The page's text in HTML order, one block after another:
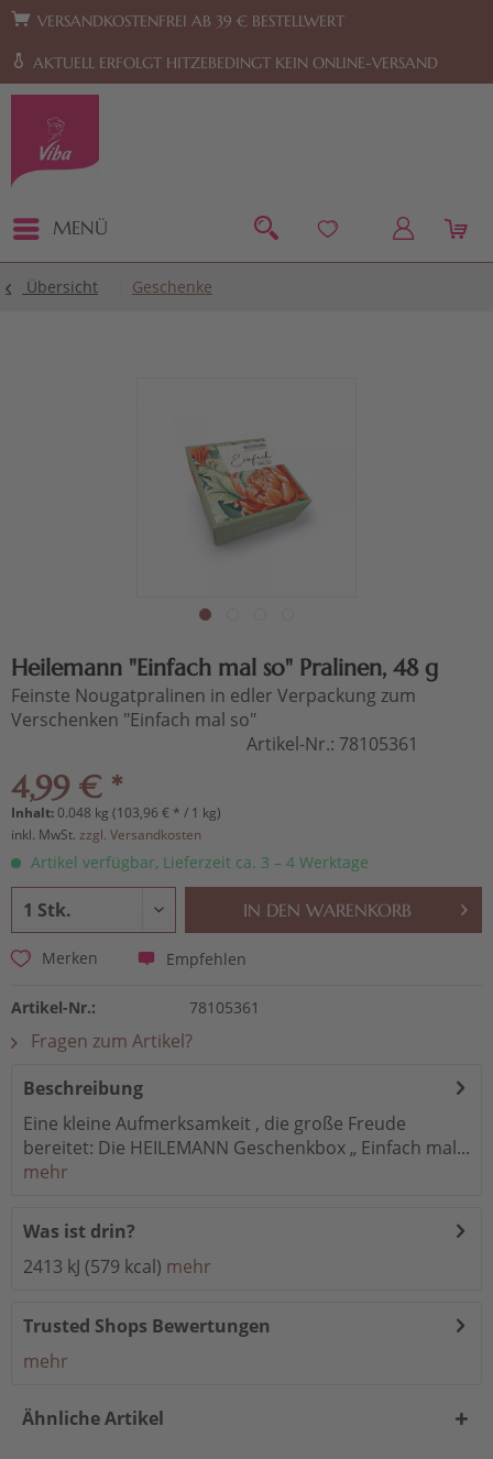
Zur Hauptnavigation springen Zum Footer springen
VERSANDKOSTENFREI AB 39 € BESTELLWERT
AKTUELL ERFOLGT HITZEBEDINGT KEIN ONLINE-VERSAND
MENÜ
Übersicht Geschenke
Heilemann "Einfach mal so" Pralinen, 48 g
Feinste Nougatpralinen in edler Verpackung zum
Verschenken "Einfach mal so"
Artikel-Nr.: 78105361
4,99 € *
Inhalt:0.048 kg (103,96 € * / 1 kg)
inkl. MwSt. zzgl. Versandkosten
Artikel verfügbar, Lieferzeit ca. 3 – 4 Werktage
IN DEN WARENKORB
Merken Empfehlen
Artikel-Nr.: 78105361
Fragen zum Artikel?
Beschreibung
Eine kleine Aufmerksamkeit , die große Freude
bereitet: Die HEILEMANN Geschenkbox „ Einfach mal...
mehr
Was ist drin?
2413 kJ (579 kcal) mehr
Trusted Shops Bewertungen
mehr
Ähnliche Artikel